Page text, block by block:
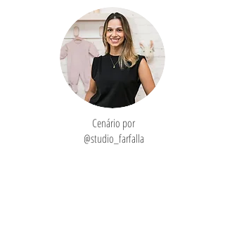
Cenário por
@studio_farfalla